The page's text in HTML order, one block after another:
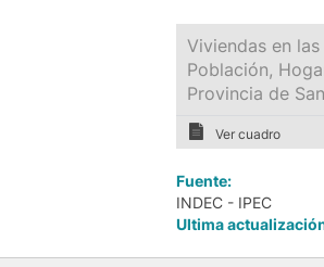
Viviendas en
Población,
Provincia de
Ver cuadro
Fuente:
INDEC - IPEC
Ultima